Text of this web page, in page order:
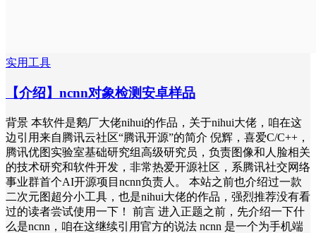
实用工具
【介绍】ncnn对象检测安卓样品
背景 本软件是鹅厂大佬nihui的作品，关于nihui大佬，咱在这
边引用来自腾讯云社区“腾讯开源”的简介 倪辉，喜爱C/C++，
腾讯优图实验室基础研究组高级研究员，负责图像和人脸相关
的技术研究和软件开发，非常热爱开源社区，系腾讯社交网络
事业群首个AI开源项目ncnn负责人。 本站之前也介绍过一款
二次元图超分小工具，也是nihui大佬的作品，强烈推荐没有看
过的读者尝试使用一下！ 前言 进入正题之前，先介绍一下什
么是ncnn，咱在这继续引用官方的说法 ncnn 是一个为手机端